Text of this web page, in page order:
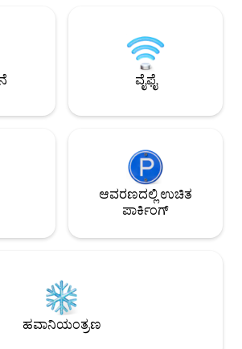
- ಈಗ, ನಾವು ಪಟ್ಟಣದಿಂದ
ಸ್ಥಳವನ್ನು ಗೆಸ್ಟ್‌ಗಳಿಗೆ
ಆನಂದಿಸಿ! 💕
ನೆಟ್‌ಫ್ಲಿಕ್ಸ್, IPTV 🔌 ಯೂನಿವರ್ಸಲ್ ಎಲೆಕ್ಟ್ರಿಕಲ್
ಸಾಕೆಟ್‌ಗಳು 🏋️ ಜಿಮ್ ಮತ್ತು ಪೂಲ್ (ಹೆಚ್ಚುವರಿ ಶುಲ್ಕ)
ಅಕ್ರಾದಲ್ಲಿ ಚಿಂತೆಯಿಲ್ಲದ
ವೈಫೈ
ಆವರಣದಲ್ಲಿ ಉಚಿತ
ಪಾರ್ಕಿಂಗ್
ಹವಾನಿಯಂತ್ರಣ